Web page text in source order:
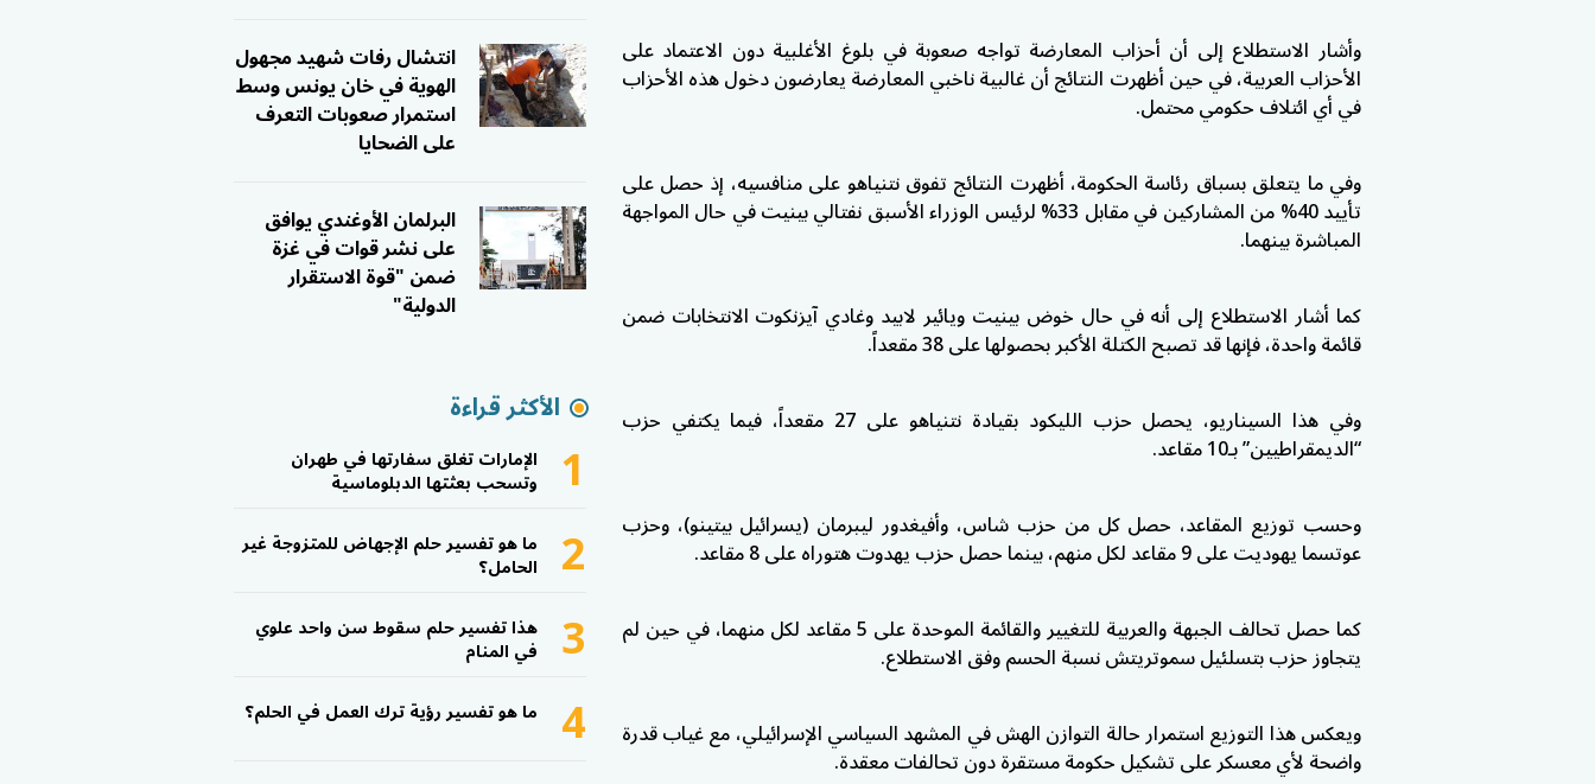
وأشار الاستطلاع إلى أن أحزاب المعارضة تواجه صعوبة في بلوغ الأغلبية دون الاعتماد على
الأحزاب العربية، في حين أظهرت النتائج أن غالبية ناخبي المعارضة يعارضون دخول هذه الأحزاب
في أي ائتلاف حكومي محتمل.
وفي ما يتعلق بسباق رئاسة الحكومة، أظهرت النتائج تفوق نتنياهو على منافسيه، إذ حصل على
تأييد 40% من المشاركين في مقابل 33% لرئيس الوزراء الأسبق نفتالي بينيت في حال المواجهة
المباشرة بينهما.
كما أشار الاستطلاع إلى أنه في حال خوض بينيت ويائير لابيد وغادي آيزنكوت الانتخابات ضمن
قائمة واحدة، فإنها قد تصبح الكتلة الأكبر بحصولها على 38 مقعداً.
وفي هذا السيناريو، يحصل حزب الليكود بقيادة نتنياهو على 27 مقعداً، فيما يكتفي حزب
“الديمقراطيين” بـ10 مقاعد.
وحسب توزيع المقاعد، حصل كل من حزب شاس، وأفيغدور ليبرمان (يسرائيل بيتينو)، وحزب
عوتسما يهوديت على 9 مقاعد لكل منهم، بينما حصل حزب يهدوت هتوراه على 8 مقاعد.
كما حصل تحالف الجبهة والعربية للتغيير والقائمة الموحدة على 5 مقاعد لكل منهما، في حين لم
يتجاوز حزب بتسلئيل سموتريتش نسبة الحسم وفق الاستطلاع.
ويعكس هذا التوزيع استمرار حالة التوازن الهش في المشهد السياسي الإسرائيلي، مع غياب قدرة
واضحة لأي معسكر على تشكيل حكومة مستقرة دون تحالفات معقدة.
انتشال رفات شهيد مجهول
الهوية في خان يونس وسط
استمرار صعوبات التعرف
على الضحايا
البرلمان الأوغندي يوافق
على نشر قوات في غزة
ضمن "قوة الاستقرار
الدولية"
الأكثر قراءة
1 الإمارات تغلق سفارتها في طهران
وتسحب بعثتها الدبلوماسية
2 ما هو تفسير حلم الإجهاض للمتزوجة غير
الحامل؟
3 هذا تفسير حلم سقوط سن واحد علوي
في المنام
4 ما هو تفسير رؤية ترك العمل في الحلم؟